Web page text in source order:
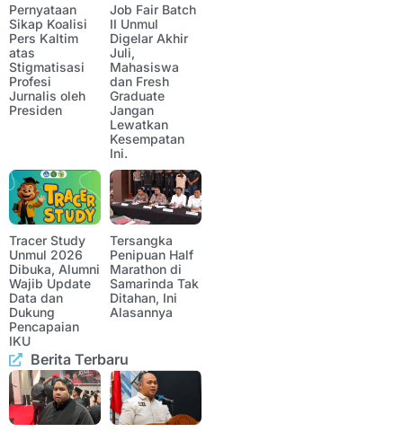
Pernyataan
Sikap Koalisi
Pers Kaltim
atas
Stigmatisasi
Profesi
Jurnalis oleh
Presiden
Job Fair Batch
II Unmul
Digelar Akhir
Juli,
Mahasiswa
dan Fresh
Graduate
Jangan
Lewatkan
Kesempatan
Ini.
Tracer Study
Unmul 2026
Dibuka, Alumni
Wajib Update
Data dan
Dukung
Pencapaian
IKU
Tersangka
Penipuan Half
Marathon di
Samarinda Tak
Ditahan, Ini
Alasannya
Berita Terbaru